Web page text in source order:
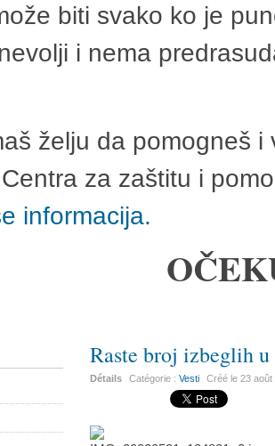
biti svako ko je
i nema
želju da pomogneš
za zaštitu i
informacija.
Raste broj izbeglih
Détails Catégorie :Vesti Créé le23 août